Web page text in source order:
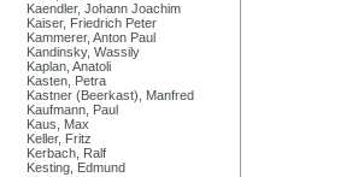
Kaendler, Johann Joachim
Kaiser, Friedrich Peter
Kammerer, Anton Paul
Kandinsky, Wassily
Kaplan, Anatoli
Kasten, Petra
Kastner (Beerkast), Manfred
Kaufmann, Paul
Kaus, Max
Keller, Fritz
Kerbach, Ralf
Kesting, Edmund